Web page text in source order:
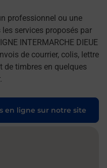
professionnel ou une
services proposés par
INTERMARCHE DIEUE
de courrier, colis, lettre
de timbres en quelques
en ligne sur notre site